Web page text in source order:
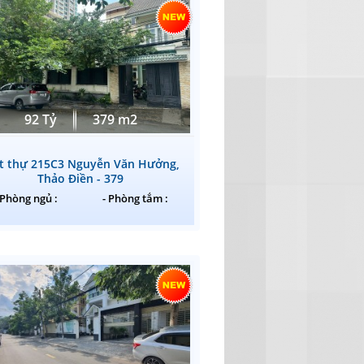
92 Tỷ 379 m2
thự 215C3 Nguyễn Văn Hưởng,
Thảo Điền - 379
ngủ : - Phòng tắm :